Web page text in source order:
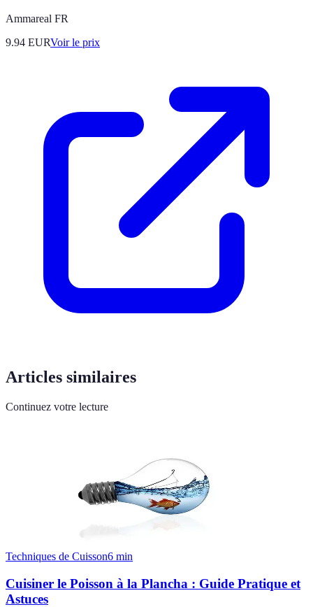
Ammareal FR
9.94 EURVoir le prix
Articles similaires
Continuez votre lecture
Techniques de Cuisson6 min
Cuisiner le Poisson à la Plancha : Guide Pratique et
Astuces